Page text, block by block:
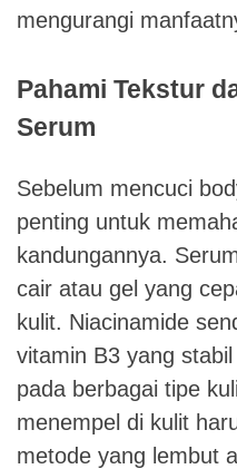
mengurangi
Pahami Tekstur
Serum
Sebelum mencuci
penting untuk
kandungannya.
cair atau gel yang
kulit. Niacinamide
vitamin B3 yang
pada berbagai tipe
menempel di kulit
metode yang lembut